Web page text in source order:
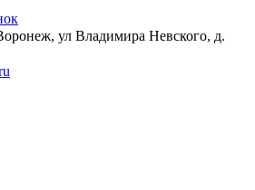
ул Владимира Невского, д.